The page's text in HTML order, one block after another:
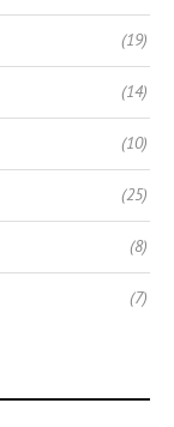
(19)
(14)
(10)
(25)
(8)
(7)